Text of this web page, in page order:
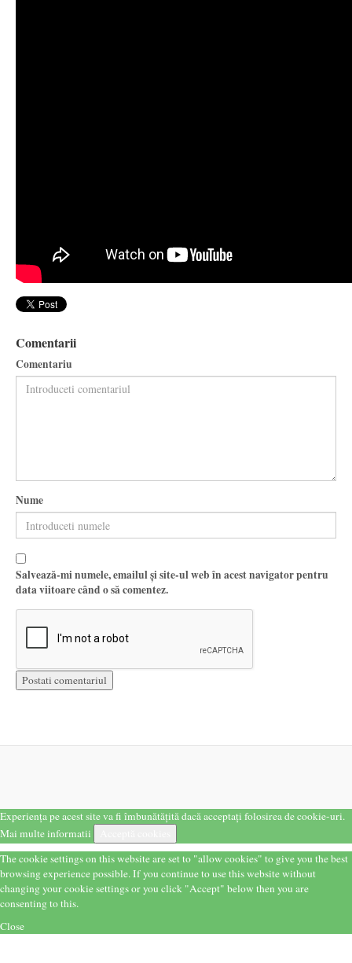
Comentarii
Comentariu
Nume
Salvează-mi numele, emailul și site-ul web în acest navigator pentru
data viitoare când o să comentez.
Experiența pe acest site va fi îmbunătățită dacă acceptați folosirea de cookie-uri.
Mai multe informatii
The cookie settings on this website are set to "allow cookies" to give you the best
browsing experience possible. If you continue to use this website without
changing your cookie settings or you click "Accept" below then you are
consenting to this.
Close